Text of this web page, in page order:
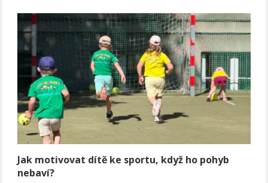
Jak motivovat dítě ke sportu, když ho pohyb
nebaví?